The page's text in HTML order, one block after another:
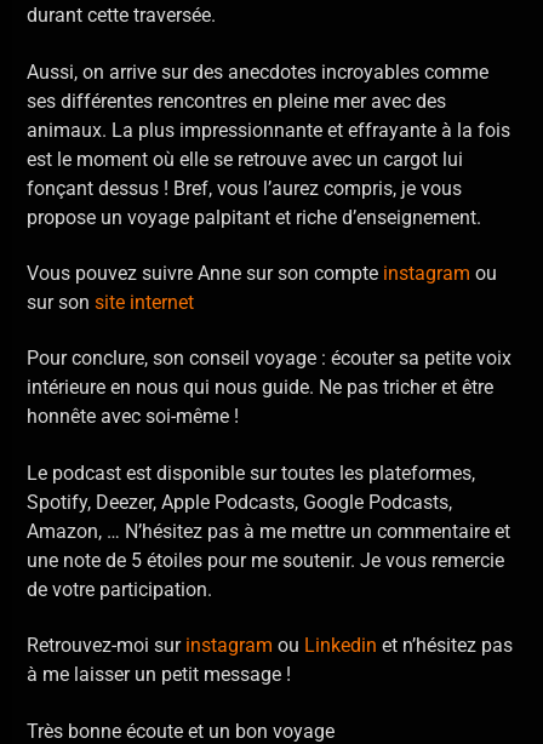
durant cette traversée.
Aussi, on arrive sur des anecdotes incroyables comme
ses différentes rencontres en pleine mer avec des
animaux. La plus impressionnante et effrayante à la fois
est le moment où elle se retrouve avec un cargot lui
fonçant dessus ! Bref, vous l’aurez compris, je vous
propose un voyage palpitant et riche d’enseignement.
Vous pouvez suivre Anne sur son compte instagram ou
sur sonsite internet
Pour conclure, son conseil voyage : écouter sa petite voix
intérieure en nous qui nous guide. Ne pas tricher et être
honnête avec soi-même !
Le podcast est disponible sur toutes les plateformes,
Spotify, Deezer, Apple Podcasts, Google Podcasts,
Amazon, … N’hésitez pas à me mettre un commentaire et
une note de 5 étoiles pour me soutenir. Je vous remercie
de votre participation.
Retrouvez-moi sur instagram ou Linkedin et n’hésitez pas
à me laisser un petit message !
Très bonne écoute et un bon voyage